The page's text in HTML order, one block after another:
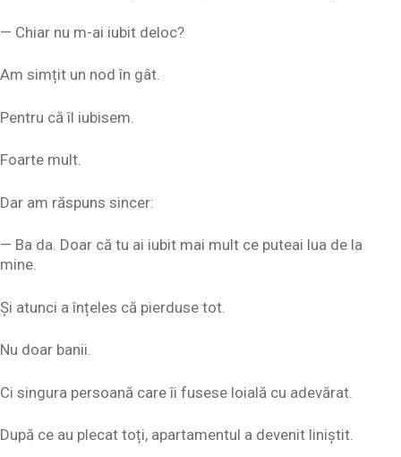
— Chiar nu m-ai iubit deloc?
Am simțit un nod în gât.
Pentru că îl iubisem.
Foarte mult.
Dar am răspuns sincer:
— Ba da. Doar că tu ai iubit mai mult ce puteai lua de la
mine.
Și atunci a înțeles că pierduse tot.
Nu doar banii.
Ci singura persoană care îi fusese loială cu adevărat.
După ce au plecat toți, apartamentul a devenit liniștit.